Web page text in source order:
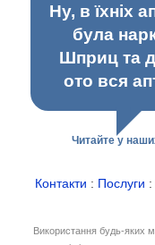
Ну, в їхніх
була
Шприц та
ото вся
Читайте у
Контакти : Послуги :
Використання будь-яких